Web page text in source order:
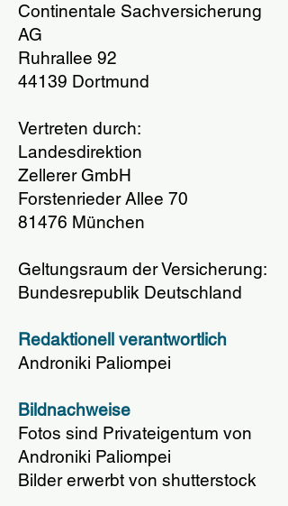
Continentale Sachversicherung
AG
Ruhrallee 92
44139 Dortmund
Vertreten durch:
Landesdirektion
Zellerer GmbH
Forstenrieder Allee 70
81476 München
Geltungsraum der Versicherung:
Bundesrepublik Deutschland
Redaktionell verantwortlich
Androniki Paliompei
Bildnachweise
Fotos sind Privateigentum von
Androniki Paliompei
Bilder erwerbt von shutterstock